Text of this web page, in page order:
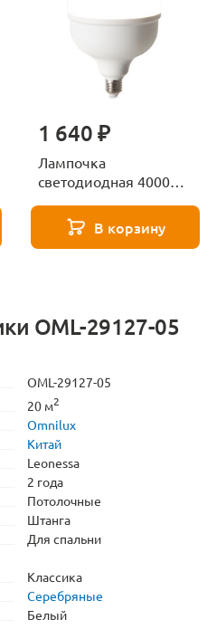
1 640 ₽
Лампочка
светодиодная 4000К
271 8589В корзину
OML-29127-05
OML-29127-05
20 м2
Omnilux
Китай
Leonessa
2 года
Потолочные
Штанга
Для спальни
Классика
Серебряные
Белый